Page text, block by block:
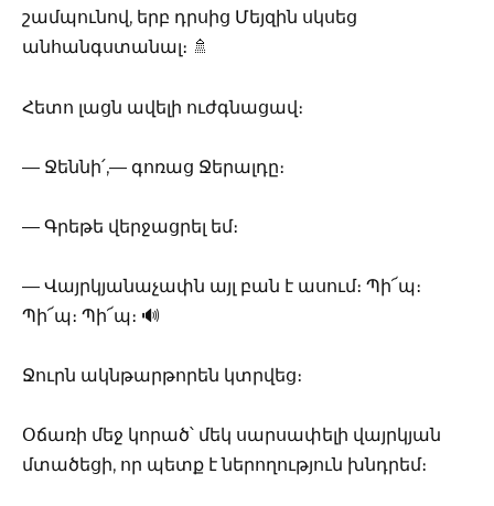
շամպունով, երբ դրսից Մեյզին սկսեց
անհանգստանալ։ 🚿
Հետո լացն ավելի ուժգնացավ։
— Ջեննի՛,— գոռաց Ջերալդը։
— Գրեթե վերջացրել եմ։
— Վայրկյանաչափն այլ բան է ասում։ Պի՜պ։
Պի՜պ։ Պի՜պ։ 🔊
Ջուրն ակնթարթորեն կտրվեց։
Օճառի մեջ կորած՝ մեկ սարսափելի վայրկյան
մտածեցի, որ պետք է ներողություն խնդրեմ։